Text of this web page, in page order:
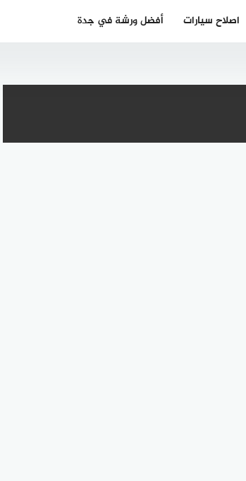
اصلاح سيارات أفضل ورشة في جدة